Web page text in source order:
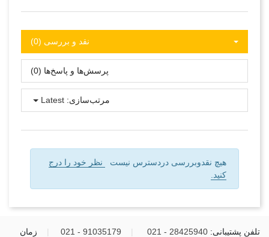
نقد و بررسی‌‌ (0)
پرسش‌ها و پاسخ‌ها (0)
مرتب‌سازی: Latest
هیچ نقدوبررسی دردسترس نیست
نظر خود را درج
کنید.
تلفن پشتیبانی: 28425940 - 021
91035179 - 021
زمان